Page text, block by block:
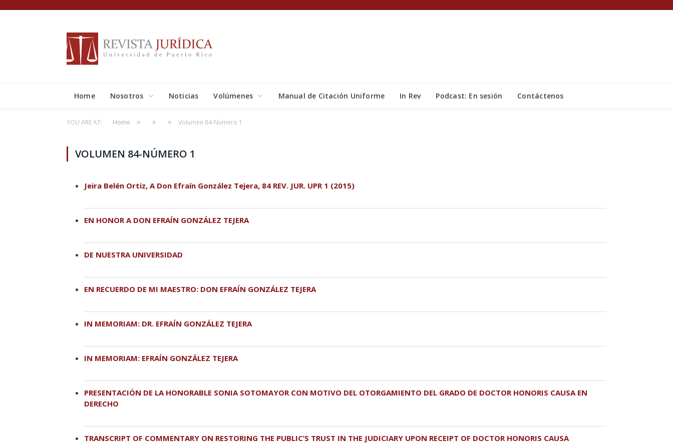
Home Nosotros Noticias Volúmenes Manual de Citación Uniforme In Rev Podcast: En sesión Contáctenos
YOU ARE AT: Home » » » Volumen 84-Número 1
VOLUMEN 84-NÚMERO 1
Jeira Belén Ortiz, A Don Efraín González Tejera, 84 REV. JUR. UPR 1 (2015)
EN HONOR A DON EFRAÍN GONZÁLEZ TEJERA
DE NUESTRA UNIVERSIDAD
EN RECUERDO DE MI MAESTRO: DON EFRAÍN GONZÁLEZ TEJERA
IN MEMORIAM: DR. EFRAÍN GONZÁLEZ TEJERA
IN MEMORIAM: EFRAÍN GONZÁLEZ TEJERA
PRESENTACIÓN DE LA HONORABLE SONIA SOTOMAYOR CON MOTIVO DEL OTORGAMIENTO DEL GRADO DE DOCTOR HONORIS CAUSA EN
DERECHO
TRANSCRIPT OF COMMENTARY ON RESTORING THE PUBLIC’S TRUST IN THE JUDICIARY UPON RECEIPT OF DOCTOR HONORIS CAUSA